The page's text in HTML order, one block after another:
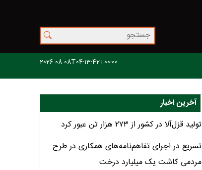
2026-08-08T04:13:42+00:00
آخرین اخبار
تولید قزل‌آلا در کشور از ۲۷۳ هزار تن عبور کرد
تسریع در اجرای تفاهم‌نامه‌های همکاری در طرح
مردمی کاشت یک میلیارد درخت